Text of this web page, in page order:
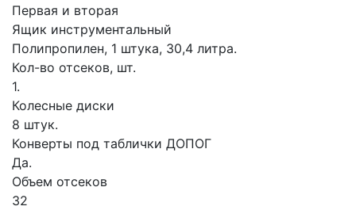
Первая и вторая
Ящик инструментальный
Полипропилен, 1 штука, 30,4 литра.
Кол-во отсеков, шт.
1.
Колесные диски
8 штук.
Конверты под таблички ДОПОГ
Да.
Объем отсеков
32